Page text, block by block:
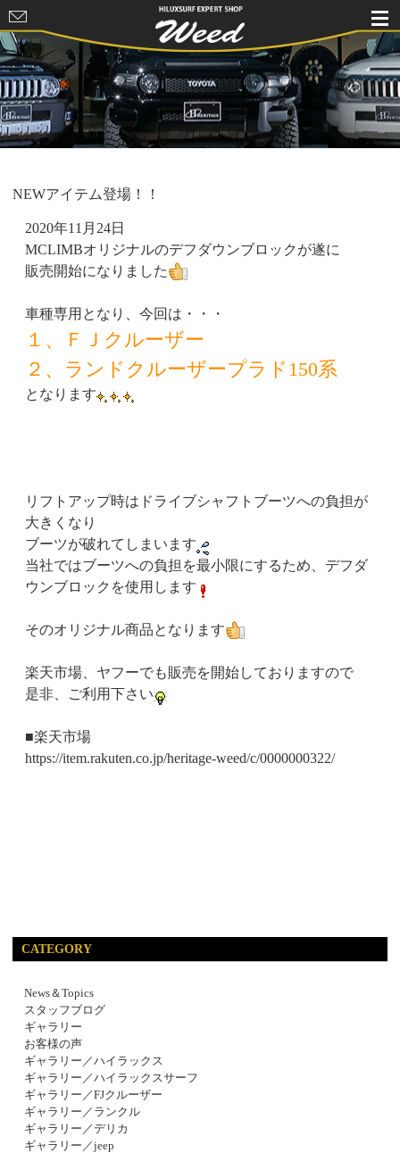
HILUXSURF
EXPERT
SHOP Weed
NEWアイテム登場！！
2020年11月24日
MCLIMBオリジナルのデフダウンブロックが遂に
販売開始になりました
車種専用となり、今回は・・・
１、ＦＪクルーザー
２、ランドクルーザープラド150系
となります
リフトアップ時はドライブシャフトブーツへの負担が
大きくなり
ブーツが破れてしまいます
当社ではブーツへの負担を最小限にするため、デフダ
ウンブロックを使用します
そのオリジナル商品となります
楽天市場、ヤフーでも販売を開始しておりますので
是非、ご利用下さい
■楽天市場
https://item.rakuten.co.jp/heritage-weed/c/0000000322/
CATEGORY
News＆Topics
スタッフブログ
ギャラリー
お客様の声
ギャラリー／ハイラックス
ギャラリー／ハイラックスサーフ
ギャラリー／FJクルーザー
ギャラリー／ランクル
ギャラリー／デリカ
ギャラリー／jeep